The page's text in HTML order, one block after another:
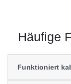
Häufige
Funktioniert